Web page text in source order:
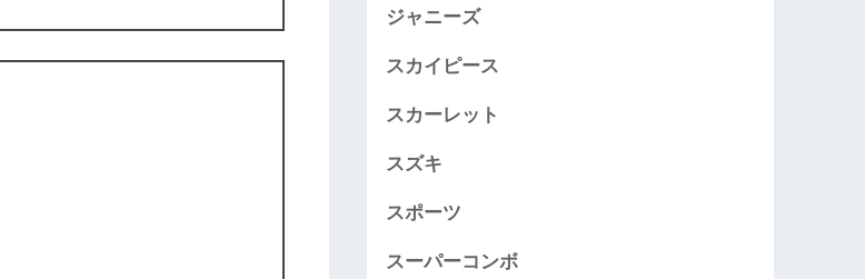
ジャニーズ
スカイピース
スカーレット
スズキ
スポーツ
スーパーコンボ